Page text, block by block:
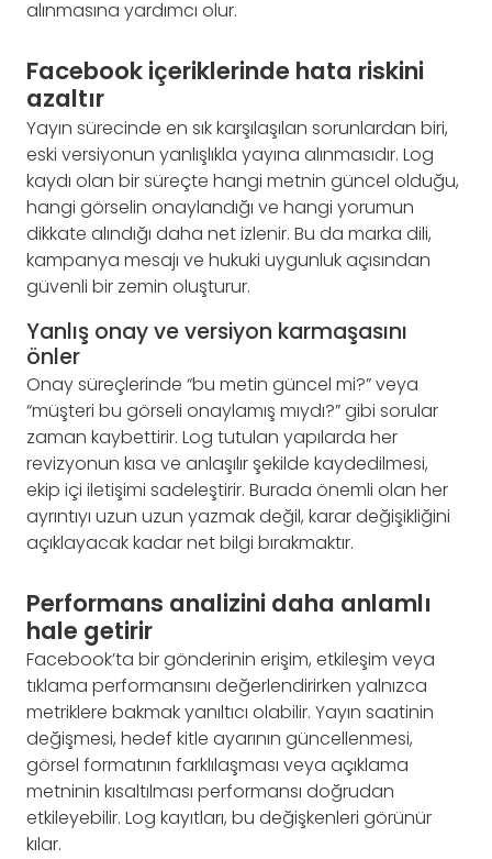
alınmasına yardımcı olur.
Facebook içeriklerinde hata riskini
azaltır
Yayın sürecinde en sık karşılaşılan sorunlardan biri,
eski versiyonun yanlışlıkla yayına alınmasıdır. Log
kaydı olan bir süreçte hangi metnin güncel olduğu,
hangi görselin onaylandığı ve hangi yorumun
dikkate alındığı daha net izlenir. Bu da marka dili,
kampanya mesajı ve hukuki uygunluk açısından
güvenli bir zemin oluşturur.
Yanlış onay ve versiyon karmaşasını
önler
Onay süreçlerinde “bu metin güncel mi?” veya
“müşteri bu görseli onaylamış mıydı?” gibi sorular
zaman kaybettirir. Log tutulan yapılarda her
revizyonun kısa ve anlaşılır şekilde kaydedilmesi,
ekip içi iletişimi sadeleştirir. Burada önemli olan her
ayrıntıyı uzun uzun yazmak değil, karar değişikliğini
açıklayacak kadar net bilgi bırakmaktır.
Performans analizini daha anlamlı
hale getirir
Facebook’ta bir gönderinin erişim, etkileşim veya
tıklama performansını değerlendirirken yalnızca
metriklere bakmak yanıltıcı olabilir. Yayın saatinin
değişmesi, hedef kitle ayarının güncellenmesi,
görsel formatının farklılaşması veya açıklama
metninin kısaltılması performansı doğrudan
etkileyebilir. Log kayıtları, bu değişkenleri görünür
kılar.